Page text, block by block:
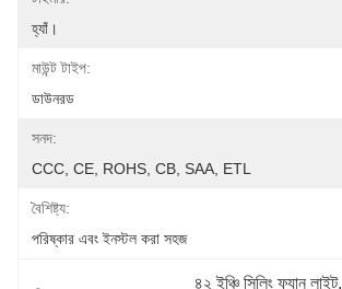
হ্যাঁ।
মাউন্ট টাইপ:
ডাউনরড
সনদ:
CCC, CE, ROHS, CB, SAA, ETL
বৈশিষ্ট্য:
পরিষ্কার এবং ইনস্টল করা সহজ
৪২ ইঞ্চি সিলিং ফ্যান লাইট,